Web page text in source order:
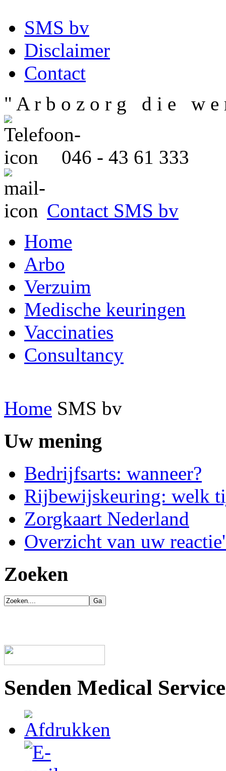
SMS bv
Disclaimer
Contact
" A r b o z o r g d i e w e
046 - 43 61 333
Contact SMS bv
Home
Arbo
Verzuim
Medische keuringen
Vaccinaties
Consultancy
Home SMS bv
Uw mening
Bedrijfsarts: wanneer?
Rijbewijskeuring: welk
Zorgkaart Nederland
Overzicht van uw
Zoeken
Senden Medical